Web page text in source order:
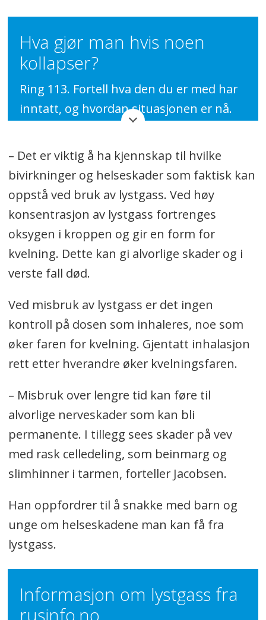
Hva gjør man hvis noen
kollapser?
Ring 113. Fortell hva den du er med har
inntatt, og hvordan situasjonen er nå.
har også en døgnåpen vakttelefon (22
59 13 00) som kan gi hjelp og råd ved
overdoser og forgiftninger.
Dersom personen puster, legg
vedkommende i stabilt sideleie. Hvis
ikke, utfør førstehjelp. Du vil få råd over
telefonen om hvordan du best skal
kunne hjelpe frem til ambulansen
kommer. Ikke forsøk å gi drikke til en
som er bevisstløs.
Ikke forlat personen selv om du er redd
for å bli innblandet i noe! Husk at
helsepersonell har taushetsplikt.
(Kilde: rusinfo.no)
– Det er viktig å ha kjennskap til hvilke
bivirkninger og helseskader som faktisk kan
oppstå ved bruk av lystgass. Ved høy
konsentrasjon av lystgass fortrenges
oksygen i kroppen og gir en form for
kvelning. Dette kan gi alvorlige skader og i
verste fall død.
Ved misbruk av lystgass er det ingen
kontroll på dosen som inhaleres, noe som
øker faren for kvelning. Gjentatt inhalasjon
rett etter hverandre øker kvelningsfaren.
– Misbruk over lengre tid kan føre til
alvorlige nerveskader som kan bli
permanente. I tillegg sees skader på vev
med rask celledeling, som beinmarg og
slimhinner i tarmen, forteller Jacobsen.
Han oppfordrer til å snakke med barn og
unge om helseskadene man kan få fra
lystgass.
Informasjon om lystgass fra